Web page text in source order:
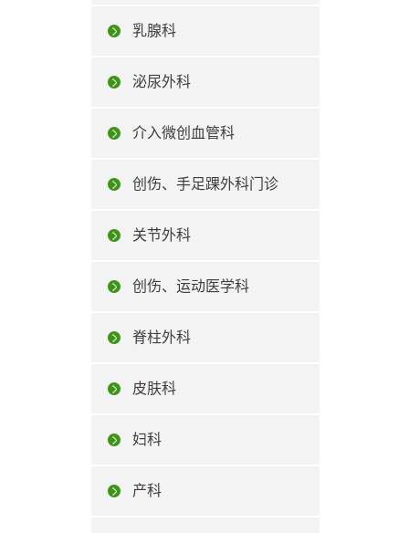
乳腺科
泌尿外科
介入微创血管科
创伤、手足踝外科门诊
关节外科
创伤、运动医学科
脊柱外科
皮肤科
妇科
产科